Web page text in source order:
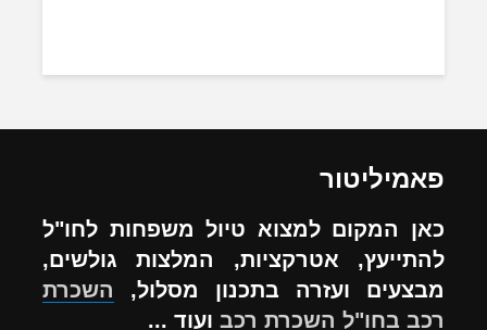
פאמיליטור
כאן המקום למצוא טיול משפחות לחו"ל
להתייעץ, אטרקציות, המלצות גולשים,
מבצעים ועזרה בתכנון מסלול, השכרת
רכב בחו"ל השכרת רכב ועוד ...